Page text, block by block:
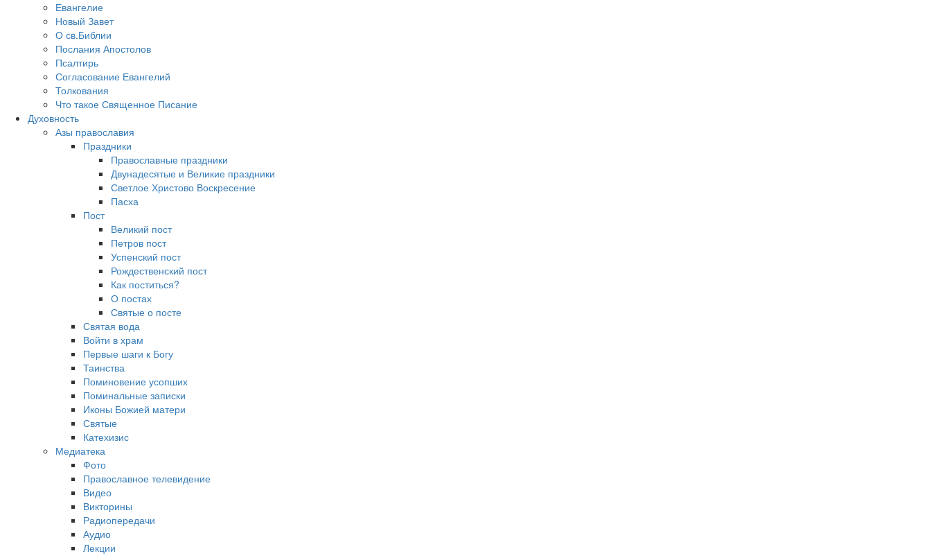
Евангелие
Новый Завет
О св.Библии
Послания Апостолов
Псалтирь
Согласование Евангелий
Толкования
Что такое Священное Писание
Духовность
Азы православия
Праздники
Православные праздники
Двунадесятые и Великие праздники
Светлое Христово Воскресение
Пасха
Пост
Великий пост
Петров пост
Успенский пост
Рождественский пост
Как поститься?
О постах
Святые о посте
Святая вода
Войти в храм
Первые шаги к Богу
Таинства
Поминовение усопших
Поминальные записки
Иконы Божией матери
Святые
Катехизис
Медиатека
Фото
Православное телевидение
Видео
Викторины
Радиопередачи
Аудио
Лекции